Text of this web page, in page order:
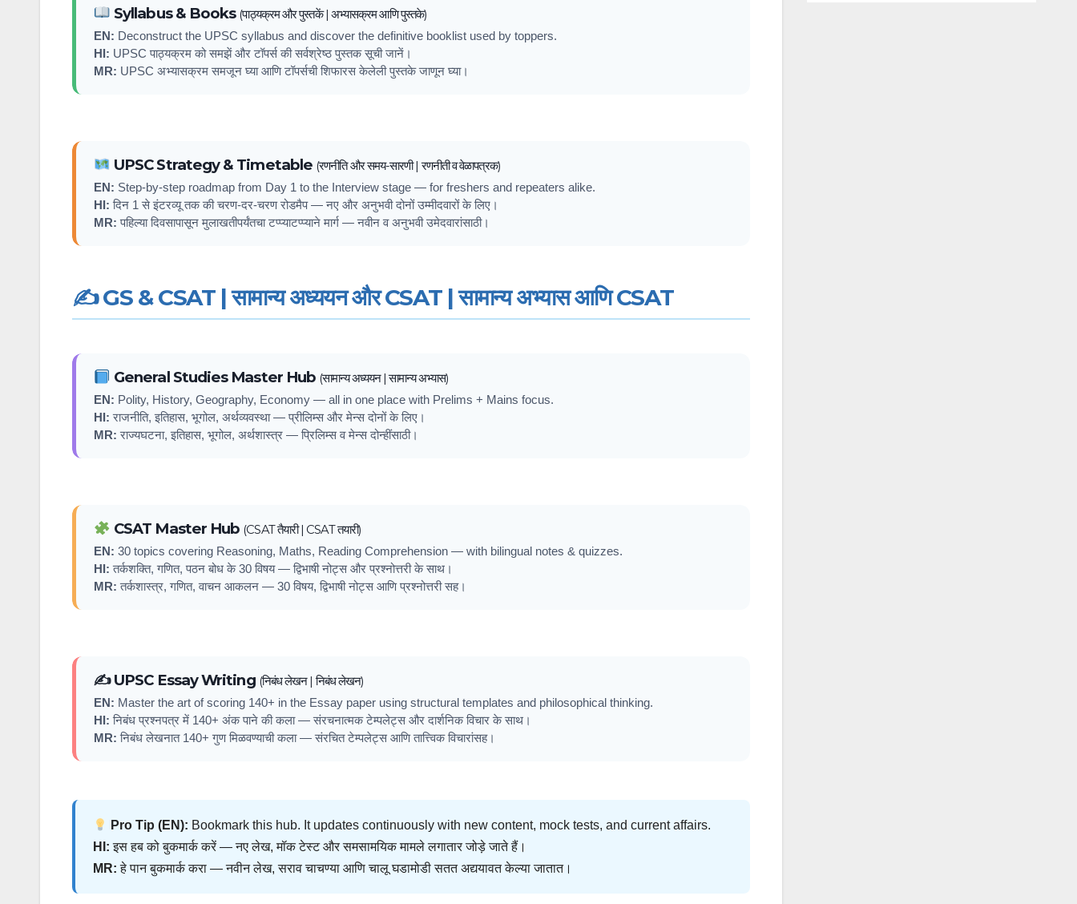
Syllabus & Books (पाठ्यक्रम और पुस्तकें | अभ्यासक्रम आणि पुस्तके)
EN: Deconstruct the UPSC syllabus and discover the definitive booklist used by toppers.
HI: UPSC पाठ्यक्रम को समझें और टॉपर्स की सर्वश्रेष्ठ पुस्तक सूची जानें।
MR: UPSC अभ्यासक्रम समजून घ्या आणि टॉपर्सची शिफारस केलेली पुस्तके जाणून घ्या।
UPSC Strategy & Timetable (रणनीति और समय-सारणी | रणनीती व वेळापत्रक)
EN: Step-by-step roadmap from Day 1 to the Interview stage — for freshers and repeaters alike.
HI: दिन 1 से इंटरव्यू तक की चरण-दर-चरण रोडमैप — नए और अनुभवी दोनों उम्मीदवारों के लिए।
MR: पहिल्या दिवसापासून मुलाखतीपर्यंतचा टप्प्याटप्प्याने मार्ग — नवीन व अनुभवी उमेदवारांसाठी।
✍️ GS & CSAT | सामान्य अध्ययन और CSAT | सामान्य अभ्यास आणि CSAT
General Studies Master Hub (सामान्य अध्ययन | सामान्य अभ्यास)
EN: Polity, History, Geography, Economy — all in one place with Prelims + Mains focus.
HI: राजनीति, इतिहास, भूगोल, अर्थव्यवस्था — प्रीलिम्स और मेन्स दोनों के लिए।
MR: राज्यघटना, इतिहास, भूगोल, अर्थशास्त्र — प्रिलिम्स व मेन्स दोन्हींसाठी।
CSAT Master Hub (CSAT तैयारी | CSAT तयारी)
EN: 30 topics covering Reasoning, Maths, Reading Comprehension — with bilingual notes & quizzes.
HI: तर्कशक्ति, गणित, पठन बोध के 30 विषय — द्विभाषी नोट्स और प्रश्नोत्तरी के साथ।
MR: तर्कशास्त्र, गणित, वाचन आकलन — 30 विषय, द्विभाषी नोट्स आणि प्रश्नोत्तरी सह।
✍️ UPSC Essay Writing (निबंध लेखन | निबंध लेखन)
EN: Master the art of scoring 140+ in the Essay paper using structural templates and philosophical thinking.
HI: निबंध प्रश्नपत्र में 140+ अंक पाने की कला — संरचनात्मक टेम्पलेट्स और दार्शनिक विचार के साथ।
MR: निबंध लेखनात 140+ गुण मिळवण्याची कला — संरचित टेम्पलेट्स आणि तात्त्विक विचारांसह।
Pro Tip (EN): Bookmark this hub. It updates continuously with new content, mock tests, and current affairs.
HI: इस हब को बुकमार्क करें — नए लेख, मॉक टेस्ट और समसामयिक मामले लगातार जोड़े जाते हैं।
MR: हे पान बुकमार्क करा — नवीन लेख, सराव चाचण्या आणि चालू घडामोडी सतत अद्ययावत केल्या जातात।